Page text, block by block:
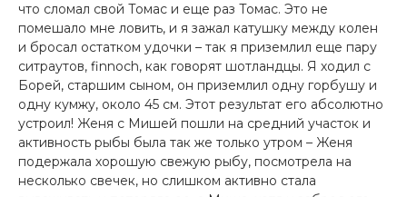
что сломал свой Томас и еще раз Томас. Это не
помешало мне ловить, и я зажал катушку между колен
и бросал остатком удочки – так я приземлил еще пару
ситраутов, finnoch, как говорят шотландцы. Я ходил с
Борей, старшим сыном, он приземлил одну горбушу и
одну кумжу, около 45 см. Этот результат его абсолютно
устроил! Женя с Мишей пошли на средний участок и
активность рыбы была так же только утром – Женя
подержала хорошую свежую рыбу, посмотрела на
несколько свечек, но слишком активно стала